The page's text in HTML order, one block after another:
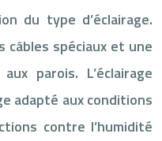
du type d’éclairage.
câbles spéciaux et une
parois. L’éclairage
adapté aux conditions
contre l’humidité